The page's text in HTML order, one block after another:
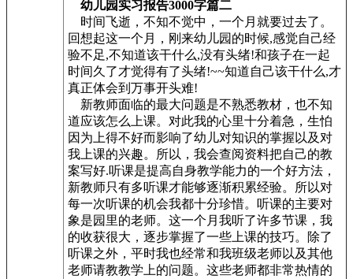
幼儿园实习报告3000字篇二
时间飞逝，不知不觉中，一个月就要过去了。
回想起这一个月，刚来幼儿园的时候,感觉自己经
验不足,不知道该干什么,没有头绪!和孩子在一起
时间久了才觉得有了头绪!~~知道自己该干什么,才
真正体会到万事开头难!
新教师面临的最大问题是不熟悉教材，也不知
道应该怎么上课。对此我的心里十分着急，生怕
因为上得不好而影响了幼儿对知识的掌握以及对
我上课的兴趣。所以，我会查阅资料把自己的教
案写好.听课是提高自身教学能力的一个好方法，
新教师只有多听课才能够逐渐积累经验。所以对
每一次听课的机会我都十分珍惜。听课的主要对
象是园里的老师。这一个月我听了许多节课，我
的收获很大，逐步掌握了一些上课的技巧。除了
听课之外，平时我也经常和我班级老师以及其他
老师请教教学上的问题。这些老师都非常热情的